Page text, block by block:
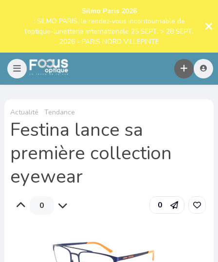
Silmo Paris 2026
: SILMO PARIS, le rendez-vous incontournable de
l’optique-lunetterie internationale 25 SEPT. > 28 SEPT.
2026 - PARIS NORD VILLEPINTE
Actualité Tendance
Festina lance sa
première collection
eyewear
0 0